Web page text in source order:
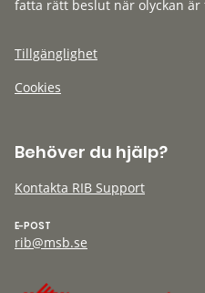
fatta rätt beslut när olyckan är
Tillgänglighet
Cookies
Behöver du hjälp?
Kontakta RIB Support
E-POST
rib@msb.se